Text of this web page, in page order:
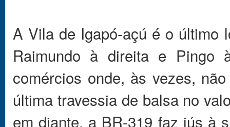
A Vila de Igapó-açú é o último
Raimundo à direita e Pingo
comércios onde, às vezes,
última travessia de balsa no
em diante, a BR-319 faz jús à